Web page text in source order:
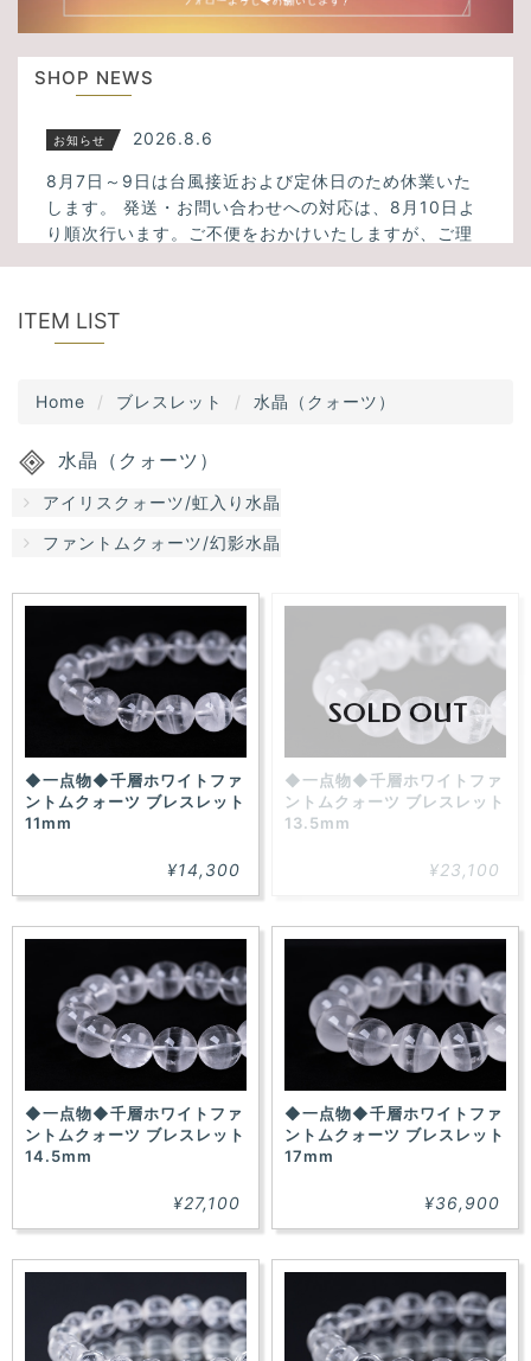
u
s
SHOP NEWS
お知らせ 2026.8.6
8月7日～9日は台風接近および定休日のため休業いた
します。 発送・お問い合わせへの対応は、8月10日よ
り順次行います。ご不便をおかけいたしますが、ご理
新入荷
アメトリン、スモーキーシトリンクォーツなど34点入
た！
ITEM LIST
Home ブレスレット 水晶（クォーツ）
水晶（クォーツ）
アイリスクォーツ/虹入り水晶
ファントムクォーツ/幻影水晶
◆一点物◆千層ホワイトファ
ントムクォーツ ブレスレット
11mm
¥14,300
SOLD OUT
◆一点物◆千層ホワイトファ
ントムクォーツ ブレスレット
13.5mm
¥23,100
◆一点物◆千層ホワイトファ
ントムクォーツ ブレスレット
14.5mm
¥27,100
◆一点物◆千層ホワイトファ
ントムクォーツ ブレスレット
17mm
¥36,900